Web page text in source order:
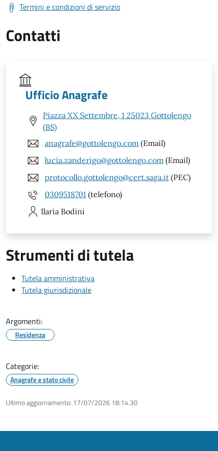
Termini e condizioni di servizio
Contatti
Ufficio Anagrafe
Piazza XX Settembre, 1 25023 Gottolengo
(BS)
anagrafe@gottolengo.com (Email)
lucia.zanderigo@gottolengo.com (Email)
protocollo.gottolengo@cert.saga.it (PEC)
0309518701 (telefono)
Ilaria Bodini
Strumenti di tutela
Tutela amministrativa
Tutela giurisdizionale
Argomenti:
Residenza
Categorie:
Anagrafe e stato civile
Ultimo aggiornamento: 17/07/2026 18:14.30